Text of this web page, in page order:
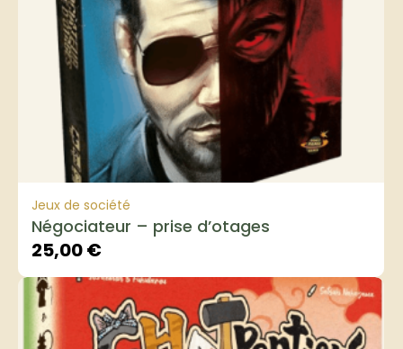
Jeux de société
Négociateur – prise d’otages
25,00€